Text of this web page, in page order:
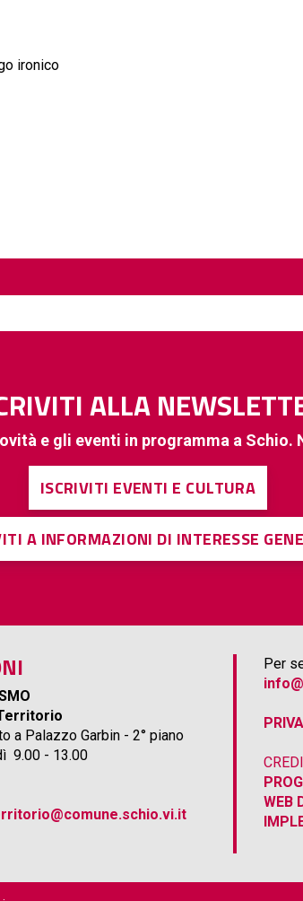
ironico
ALLA
e gli eventi in programma a Schio.
ISCRIVITI EVENTI E CULTURA
A INFORMAZIONI DI INTERESSE
a Palazzo Garbin - 2° piano
9.00 - 13.00
Per
WEB